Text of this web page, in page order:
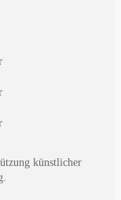
künstlicher